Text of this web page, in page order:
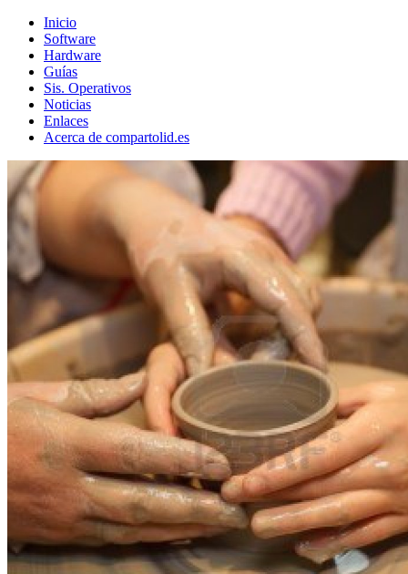
Inicio
Software
Hardware
Guías
Sis. Operativos
Noticias
Enlaces
Acerca de compartolid.es